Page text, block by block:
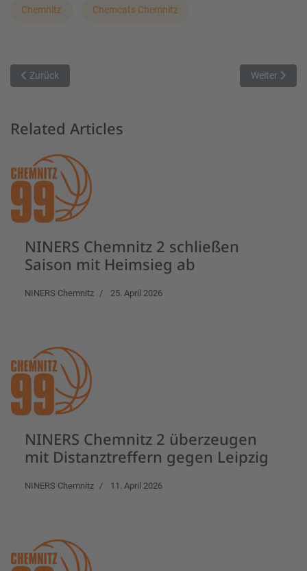
Chemnitz Chemcats Chemnitz
Vorheriger Beitrag: Showdown in Schwabach: Entscheidungsspiel
Zurück Nächster
Weiter
Related Articles
NINERS Chemnitz 2 schließen
Saison mit Heimsieg ab
NINERS Chemnitz 25. April 2026
NINERS Chemnitz 2 überzeugen
mit Distanztreffern gegen Leipzig
NINERS Chemnitz 11. April 2026